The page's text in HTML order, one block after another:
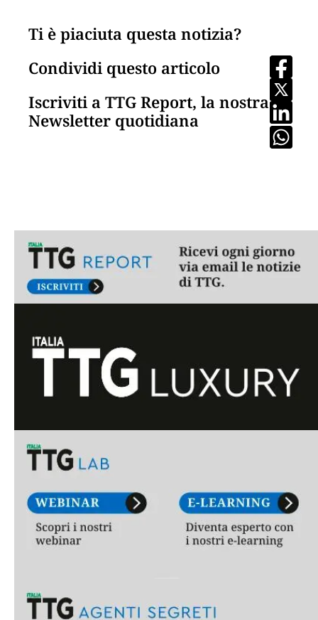
Ti è piaciuta questa notizia?
Condividi questo articolo
Iscriviti a TTG Report, la nostra
Newsletter quotidiana